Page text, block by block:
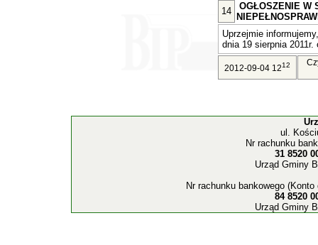
14
OGŁOSZENIE W
Uprzejmie
dnia 19 sierpnia
2012-09-04 1212
ul.
Nr rachunku
31 8520
Urząd Gminy
Nr rachunku bankowego
84 8520
Urząd Gminy